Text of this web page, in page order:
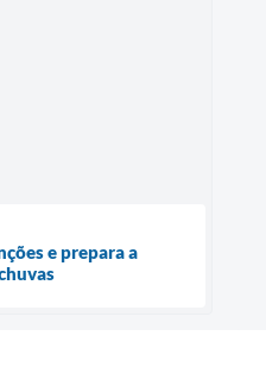
e prepara a